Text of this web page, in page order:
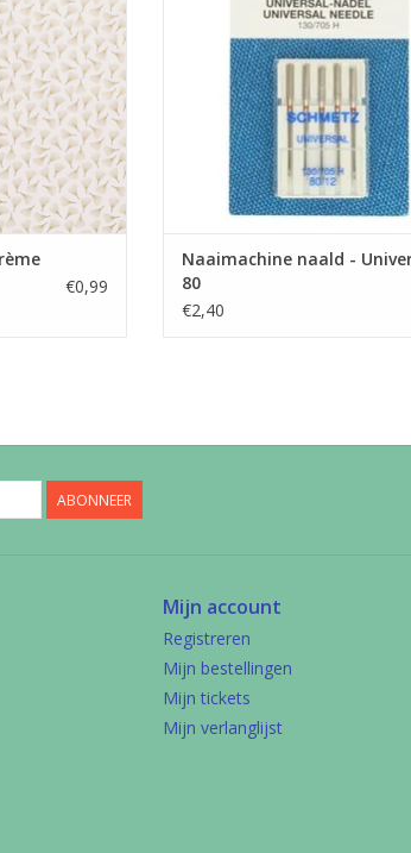
€0,99
stoffen.
TOEVOEGEN AAN
Naaimachine naald -
80
€2,40
ABONNEER
Mijn account
Registreren
Mijn bestellingen
Mijn tickets
Mijn verlanglijst